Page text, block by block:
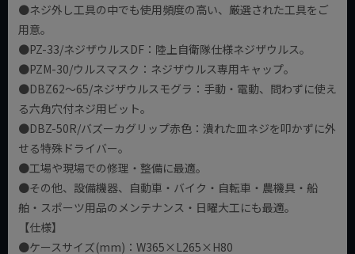
●ネジ外し工具の中でも使用頻度の高い、厳選された工具をご
用意。
●PZ-33/ネジザウルスDF：陸上自衛隊仕様ネジザウルス。
●PZM-30/ウルスマスク：ネジザウルス専用キャップ。
●DBZ62～65/ネジザウルスモグラ：手動・電動、問わずに使え
る六角穴付ネジ用ビット。
●DBZ-50R/バズーカグリップ赤色：潰れた皿ネジを叩かずに外
せる特殊ドライバー。
●工場や現場での修理・整備に最適。
●その他、設備機器、自動車・バイク・自転車・農機具・船
舶・スポーツ用品のメンテナンス・日曜大工にも最適。
【仕様】
●ケースサイズ(mm)：W365×L265×H80